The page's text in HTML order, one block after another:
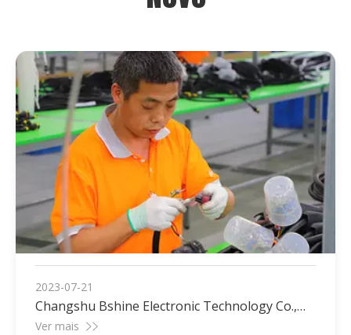
2023-07-21
Changshu Bshine Electronic Technology Co.,
Ltd.
Ver mais